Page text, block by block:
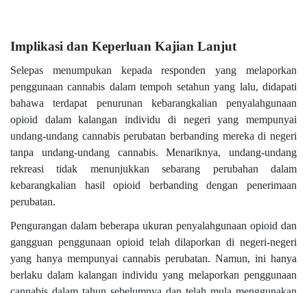
Implikasi dan Keperluan Kajian Lanjut
Selepas menumpukan kepada responden yang melaporkan
penggunaan cannabis dalam tempoh setahun yang lalu, didapati
bahawa terdapat penurunan kebarangkalian penyalahgunaan
opioid dalam kalangan individu di negeri yang mempunyai
undang-undang cannabis perubatan berbanding mereka di negeri
tanpa undang-undang cannabis. Menariknya, undang-undang
rekreasi tidak menunjukkan sebarang perubahan dalam
kebarangkalian hasil opioid berbanding dengan penerimaan
perubatan.
Pengurangan dalam beberapa ukuran penyalahgunaan opioid dan
gangguan penggunaan opioid telah dilaporkan di negeri-negeri
yang hanya mempunyai cannabis perubatan. Namun, ini hanya
berlaku dalam kalangan individu yang melaporkan penggunaan